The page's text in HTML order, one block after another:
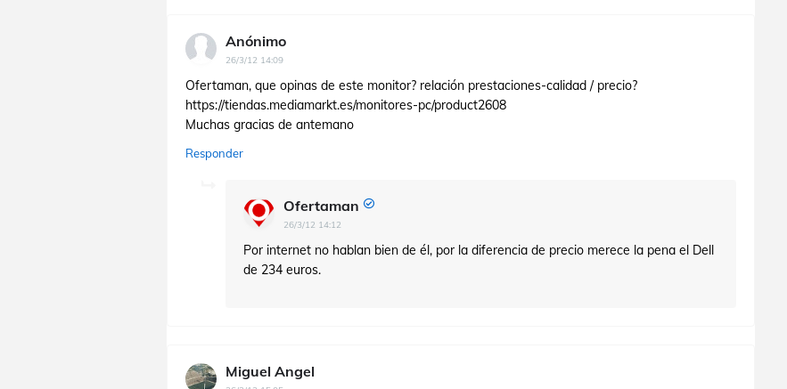
Anónimo
26/3/12 14:09
Ofertaman, que opinas de este monitor? relación prestaciones-calidad / precio?
https://tiendas.mediamarkt.es/monitores-pc/product2608
Muchas gracias de antemano
Responder
Ofertaman
26/3/12 14:12
Por internet no hablan bien de él, por la diferencia de precio merece la pena el Dell
de 234 euros.
Miguel Angel